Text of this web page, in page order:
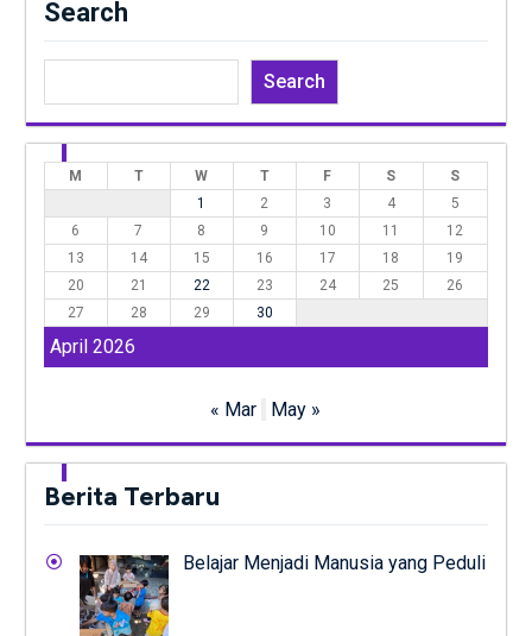
Search
Search
April 2026
M T W T F S
S
1
2 3 4
5
6
7 8 9 10 11
12
13
14 15 16 17 18
19
20
21 22 23 24 25
26
27
28 29 30
« Mar May »
Berita Terbaru
Belajar Menjadi Manusia yang Peduli